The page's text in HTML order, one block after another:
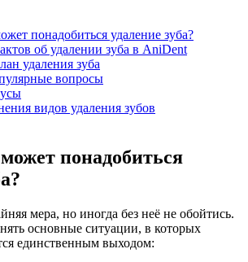
понадобиться удаление зуба?
об удалении зуба в AniDent
удаления зуба
вопросы
видов удаления зубов
понадобиться
мера, но иногда без неё не обойтись.
основные ситуации, в которых
единственным выходом: